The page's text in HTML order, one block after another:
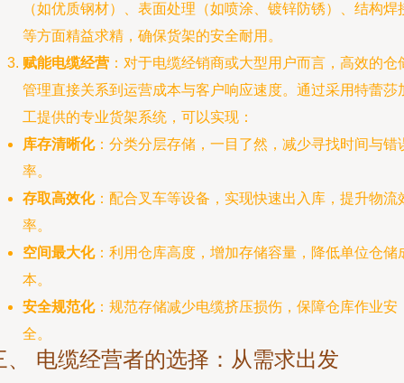
（如优质钢材）、表面处理（如喷涂、镀锌防锈）、结构焊
等方面精益求精，确保货架的安全耐用。
赋能电缆经营 ：对于电缆经销商或大型用户而言，高效的仓
管理直接关系到运营成本与客户响应速度。通过采用特蕾莎
工提供的专业货架系统，可以实现：
库存清晰化：分类分层存储，一目了然，减少寻找时间与错
率。
存取高效化：配合叉车等设备，实现快速出入库，提升物流
率。
空间最大化：利用仓库高度，增加存储容量，降低单位仓储
本。
安全规范化：规范存储减少电缆挤压损伤，保障仓库作业安
全。
、 电缆经营者的选择：从需求出发